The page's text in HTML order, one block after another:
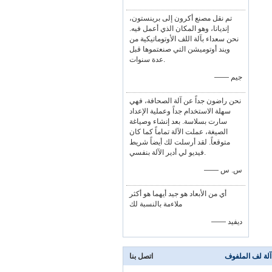
تم نقل مصنع أكرون إلى برينستون،
إنديانا، وهو المكان الذي أعمل فيه.
نحن سعداء بآلة اللف الأوتوماتيكية من
ويند أوتوميشن التي صنعتموها قبل
عدة سنوات.
—— جيم
نحن راضون جداً عن آلة الصحافة، فهي
سهلة الاستخدام جداً وعملية الإعداد
سارت بسلاسة. بعد إنشاء وصياغة
الصيغة، عملت الآلة تماماً كما كان
متوقعاً. لقد أرسلت لك أيضاً شريط
فيديو لي أدير الآلة بنفسي.
—— س. س
أي من الأبعاد هو جيد أيهما هو أكثر
ملاءمة بالنسبة لك
—— ديفيد
آلة لف الملفوف اتصل بنا